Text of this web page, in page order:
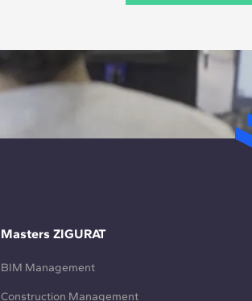
Masters ZIGURAT
BIM Management
Construction Management